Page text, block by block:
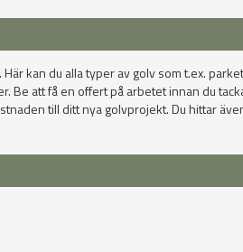
kan du alla typer av golv som t.ex.
att få en offert på arbetet innan du
till ditt nya golvprojekt. Du hittar